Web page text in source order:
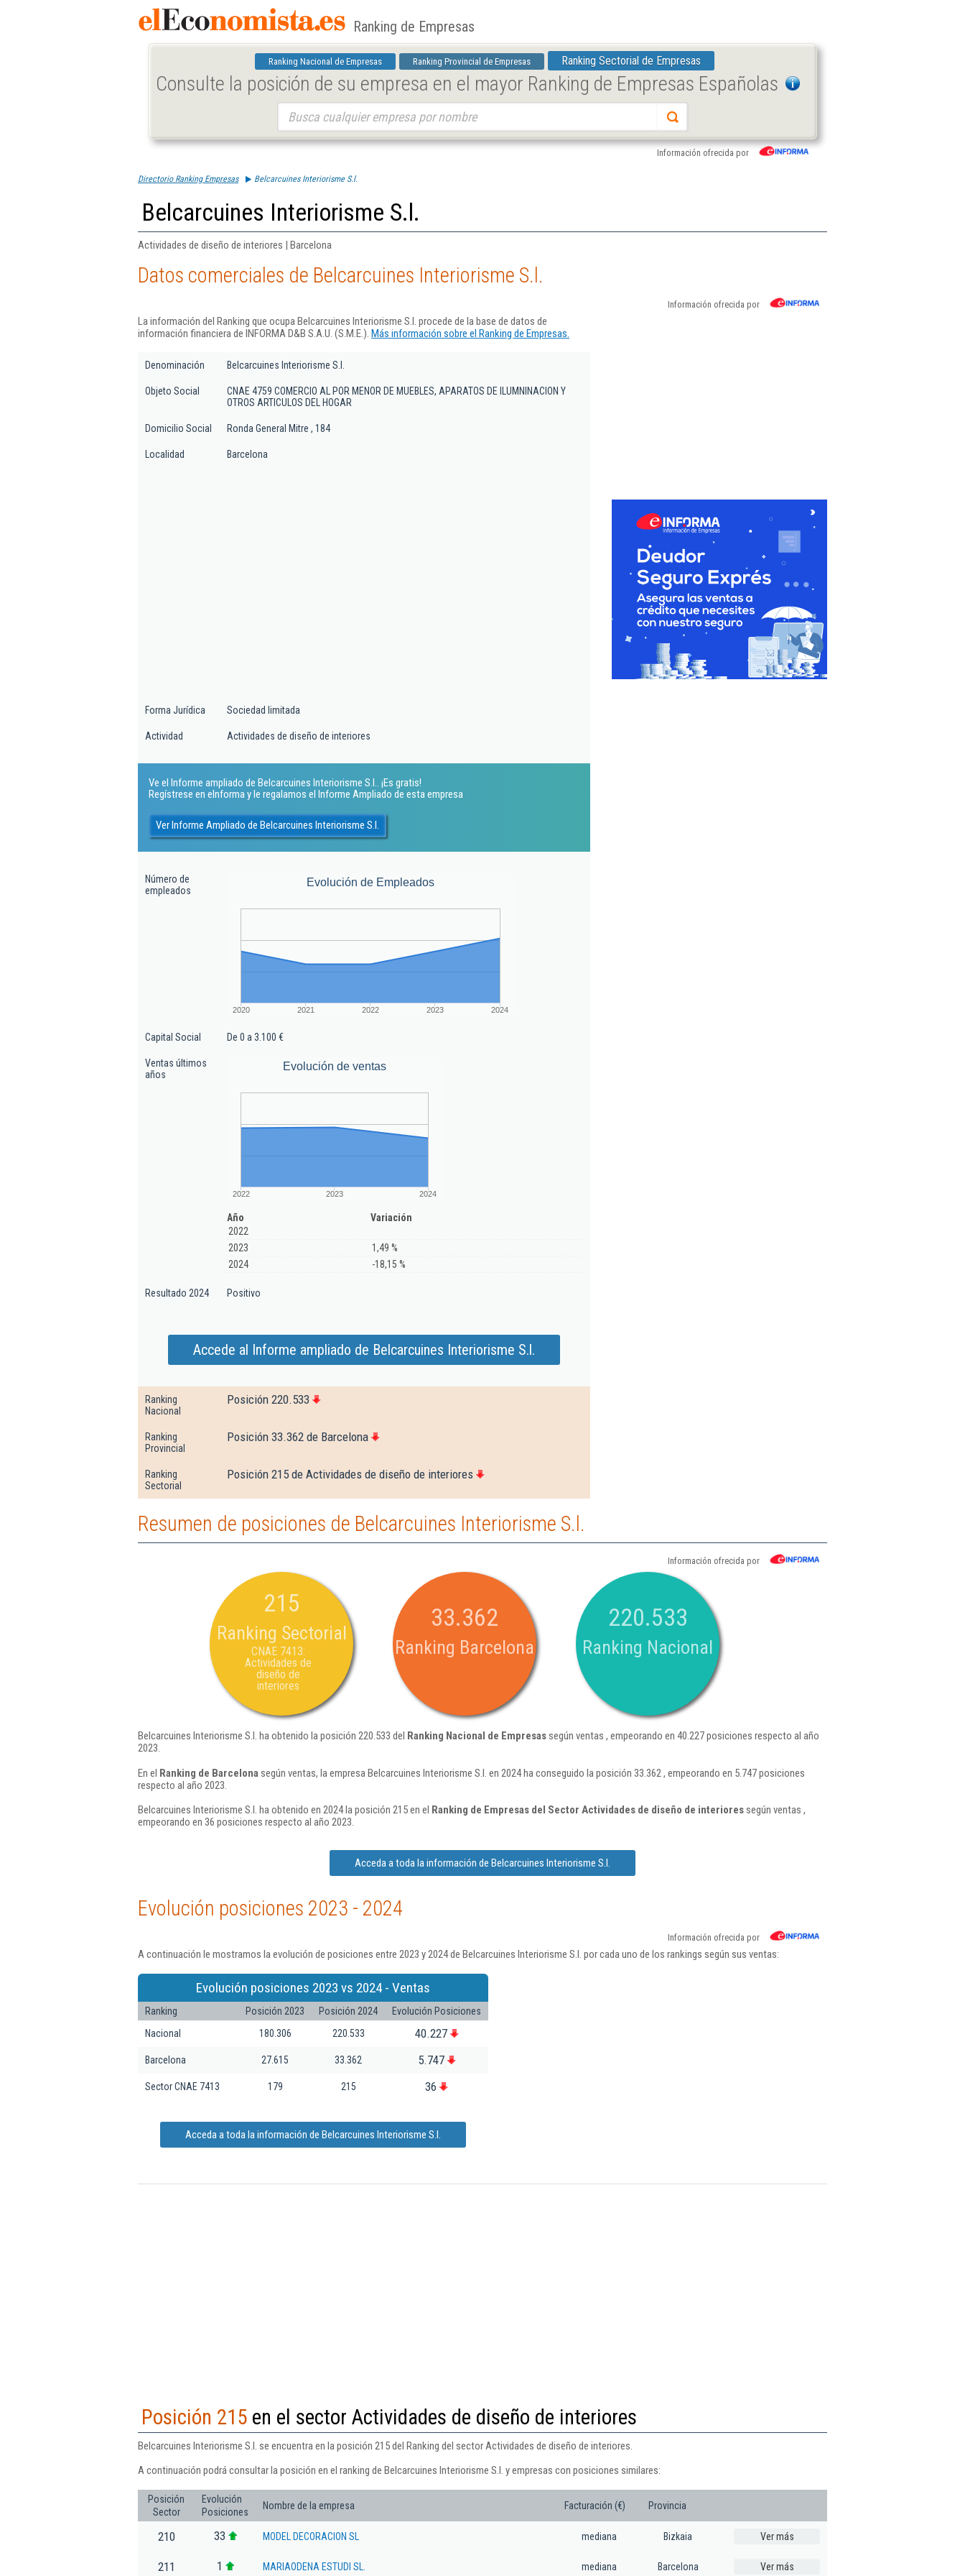
Ranking de Empresas
Ranking Nacional de Empresas Ranking Provincial de Empresas Ranking Sectorial de Empresas
Consulte la posición de su empresa en el mayor Ranking de Empresas Españolas
Información ofrecida por
Directorio Ranking Empresas Belcarcuines Interiorisme S.l.
Belcarcuines Interiorisme S.l.
Actividades de diseño de interiores | Barcelona
Datos comerciales de Belcarcuines Interiorisme S.l.
Información ofrecida por
La información del Ranking que ocupa Belcarcuines Interiorisme S.l. procede de la base de datos de
información financiera de INFORMA D&B S.A.U. (S.M.E.). Más información sobre el Ranking de Empresas.
Denominación Belcarcuines Interiorisme S.l.
Objeto Social
CNAE 4759 COMERCIO AL POR MENOR DE MUEBLES, APARATOS DE ILUMNINACION Y
OTROS ARTICULOS DEL HOGAR
Domicilio Social Ronda General Mitre , 184
Localidad Barcelona
Forma Jurídica Sociedad limitada
Actividad Actividades de diseño de interiores
Ve el Informe ampliado de Belcarcuines Interiorisme S.l.. ¡Es gratis!
Regístrese en eInforma y le regalamos el Informe Ampliado de esta empresa
Ver Informe Ampliado de Belcarcuines Interiorisme S.l.
Número de
empleados
Evolución de Empleados
2020 2021 2022 2023 2024
Capital Social De 0 a 3.100 €
Ventas últimos
años
Evolución de ventas
2022 2023 2024
Año
Variación
2022
2023
1,49 %
2024
-18,15 %
Resultado 2024 Positivo
Accede al Informe ampliado de Belcarcuines Interiorisme S.l.
Ranking
Nacional
Posición 220.533
Ranking
Provincial
Posición 33.362 de Barcelona
Ranking
Sectorial
Posición 215 de Actividades de diseño de interiores
Resumen de posiciones de Belcarcuines Interiorisme S.l.
Información ofrecida por
215
Ranking Sectorial
CNAE 7413:
Actividades de
diseño de
interiores
33.362
Ranking Barcelona
220.533
Ranking Nacional
Belcarcuines Interiorisme S.l. ha obtenido la posición 220.533 del Ranking Nacional de Empresassegún ventas , empeorando en 40.227 posiciones respecto al año
2023.
En el Ranking de Barcelona según ventas, la empresa Belcarcuines Interiorisme S.l. en 2024 ha conseguido la posición 33.362 , empeorando en 5.747 posiciones
respecto al año 2023.
Belcarcuines Interiorisme S.l. ha obtenido en 2024 la posición 215 en el Ranking de Empresas del Sector Actividades de diseño de interioressegún ventas ,
empeorando en 36 posiciones respecto al año 2023.
Acceda a toda la información de Belcarcuines Interiorisme S.l.
Evolución posiciones 2023 - 2024
Información ofrecida por
A continuación le mostramos la evolución de posiciones entre 2023 y 2024 de Belcarcuines Interiorisme S.l. por cada uno de los rankings según sus ventas:
Evolución posiciones 2023 vs 2024 - Ventas
Ranking Posición 2023 Posición 2024
Evolución Posiciones
Nacional
180.306 220.533 40.227
Barcelona 27.615 33.362 5.747
Sector CNAE 7413 179 215 36
Acceda a toda la información de Belcarcuines Interiorisme S.l.
Posición 215 en el sector Actividades de diseño de interiores
Belcarcuines Interiorisme S.l. se encuentra en la posición 215 del Ranking del sector Actividades de diseño de interiores.
A continuación podrá consultar la posición en el ranking de Belcarcuines Interiorisme S.l. y empresas con posiciones similares:
Posición
Sector
Evolución
Posiciones
Nombre de la empresa Facturación (€) Provincia
210 33 MODEL DECORACION SL mediana Bizkaia Ver más
211 1 MARIAODENA ESTUDI SL. mediana Barcelona Ver más